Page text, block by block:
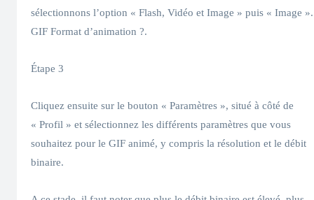
sélectionnons l’option « Flash, Vidéo et Image » puis « Image ».
GIF Format d’animation ?.
Étape 3
Cliquez ensuite sur le bouton « Paramètres », situé à côté de
« Profil » et sélectionnez les différents paramètres que vous
souhaitez pour le GIF animé, y compris la résolution et le débit
binaire.